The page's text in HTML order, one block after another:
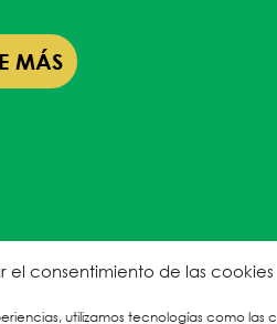
el consentimiento de las cookies
utilizamos tecnologías como las
MÁS